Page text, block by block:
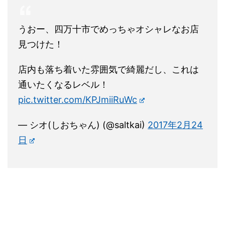
うおー、四万十市でめっちゃオシャレなお店
見つけた！
店内も落ち着いた雰囲気で綺麗だし、これは
通いたくなるレベル！
pic.twitter.com/KPJmiiRuWc
— シオ(しおちゃん) (@saltkai) 2017年2月24
日